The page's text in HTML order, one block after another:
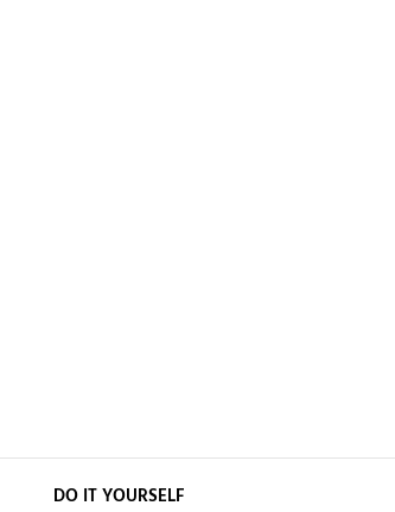
DO IT YOURSELF